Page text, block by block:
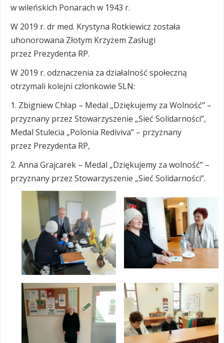
w wileńskich Ponarach w 1943 r.
W 2019 r. dr med. Krystyna Rotkiewicz została
uhonorowana Złotym Krzyżem Zasługi
przez Prezydenta RP.
W 2019 r. odznaczenia za działalność społeczną
otrzymali kolejni członkowie SLN:
1. Zbigniew Chłap – Medal „Dziękujemy za Wolność‘’ –
przyznany przez Stowarzyszenie „Sieć Solidarności‘’,
Medal Stulecia „Polonia Rediviva” – przyznany
przez Prezydenta RP,
2. Anna Grajcarek – Medal „Dziękujemy za wolność‘’ –
przyznany przez Stowarzyszenie „Sieć Solidarności‘’.